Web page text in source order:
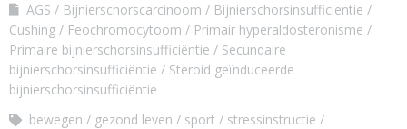
AGS Bijnierschorscarcinoom
Bijnierschorsinsufficientie
Cushing
Feochromocytoom
Primair hyperaldosteronisme
Primaire bijnierschorsinsufficiëntie
Secundaire
bijnierschorsinsufficiëntie
Steroid geïnduceerde
bijnierschorsinsufficiëntie
bewegen
gezond leven sport
stressinstructie